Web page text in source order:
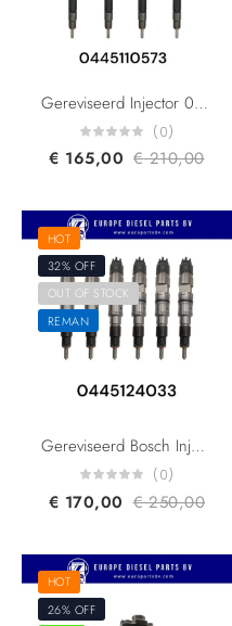
Gereviseerd Injector 0445110573 0445110574 A6510703187 Mercedes Benz W447 Marco Polo Vito 2.2 CDI CRI2-18
(0)
€ 165,00 €210,00
HOT
32% OFF
OUT OF STOCK
REMAN
Gereviseerd Bosch Injector 0445124033 0445124031 GC469F593BB For Ford Cargo Euro 6 Injector
(0)
€ 170,00 €250,00
HOT
26% OFF